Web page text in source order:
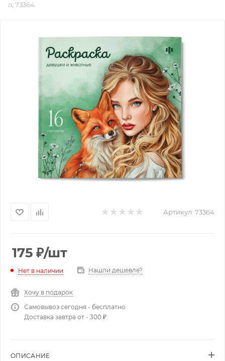
л, 73364
Артикул: 73364
175 ₽/шт
Нет в наличии Нашли дешевле?
Хочу в подарок
Самовывоз сегодня - бесплатно
Доставка завтра от - 300 ₽
ОПИСАНИЕ